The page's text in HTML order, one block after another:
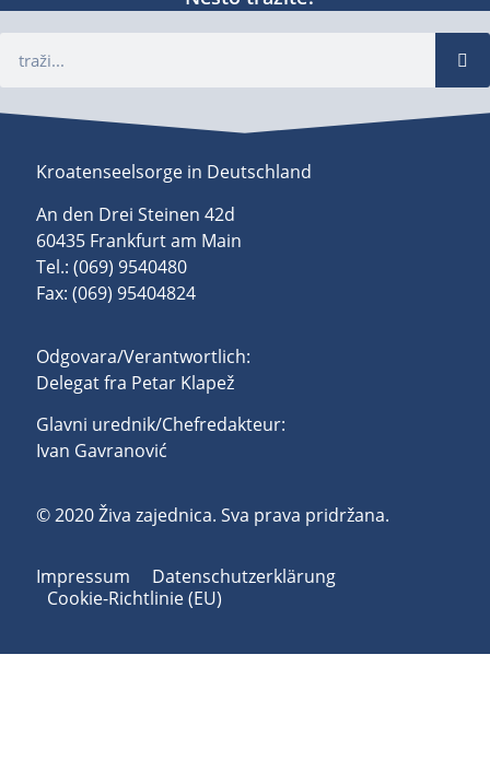
Kroatenseelsorge in Deutschland
An den Drei Steinen 42d
60435 Frankfurt am Main
Tel.: (069) 9540480
Fax: (069) 95404824
Odgovara/Verantwortlich:
Delegat fra Petar Klapež
Glavni urednik/Chefredakteur:
Ivan Gavranović
© 2020 Živa zajednica. Sva prava pridržana.
Impressum
Datenschutzerklärung
Cookie-Richtlinie (EU)